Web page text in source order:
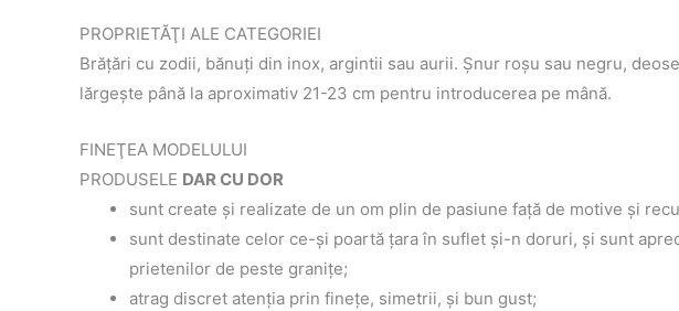
PROPRIETĂŢI ALE CATEGORIEI
Brăţări cu zodii, bănuţi din inox, argintii sau aurii. Şnur roşu sau negru,
lărgeşte până la aproximativ 21-23 cm pentru introducerea pe mână.
FINEŢEA MODELULUI
PRODUSELE DAR CU DOR
sunt create şi realizate de un om plin de pasiune faţă de motive şi
sunt destinate celor ce-şi poartă ţara în suflet şi-n doruri, şi sunt
prietenilor de peste graniţe;
atrag discret atenţia prin fineţe, simetrii, şi bun gust;